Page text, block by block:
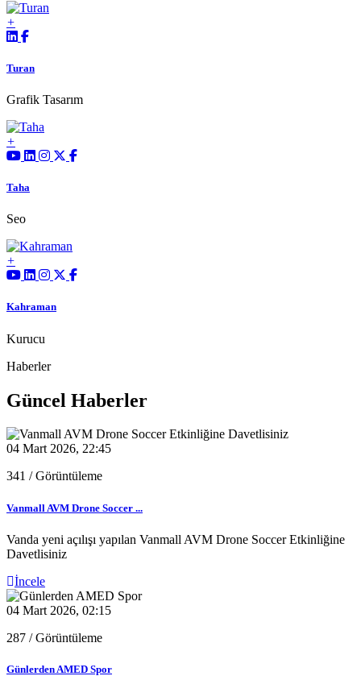
Turan
Grafik Tasarım
Taha
Seo
Kahraman
Kurucu
Haberler
Güncel Haberler
04 Mart 2026, 22:45
341 / Görüntüleme
Vanmall AVM Drone Soccer ...
Vanda yeni açılışı yapılan Vanmall AVM Drone Soccer Etkinliğine
Davetlisiniz
İncele
04 Mart 2026, 02:15
287 / Görüntüleme
Günlerden AMED Spor